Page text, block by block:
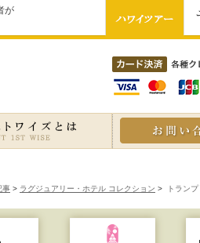
が
事 > ラグジュアリー・ホテル コレクション > トラン